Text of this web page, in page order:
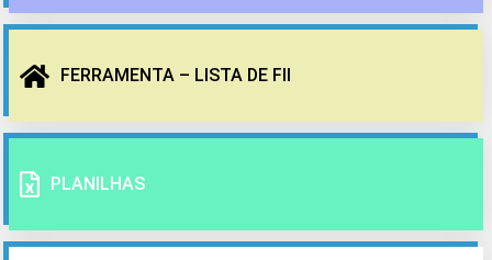
FERRAMENTA – LISTA DE FII
PLANILHAS